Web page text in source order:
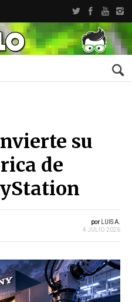
su
de
por LUIS A.
4 JULIO 2026